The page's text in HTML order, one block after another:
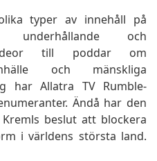
typer av innehåll på
och
videor till poddar om
och mänskliga
har Allatra TV Rumble-
Ändå har den
beslut att blockera
i världens största land.